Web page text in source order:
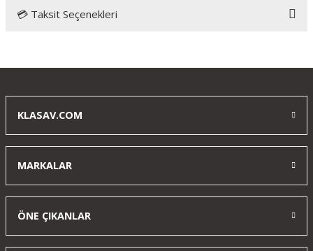
Bu ürüne ilk yorumu siz yapın!
💳 Taksit Seçenekleri
KLASAV.COM
MARKALAR
ÖNE ÇIKANLAR